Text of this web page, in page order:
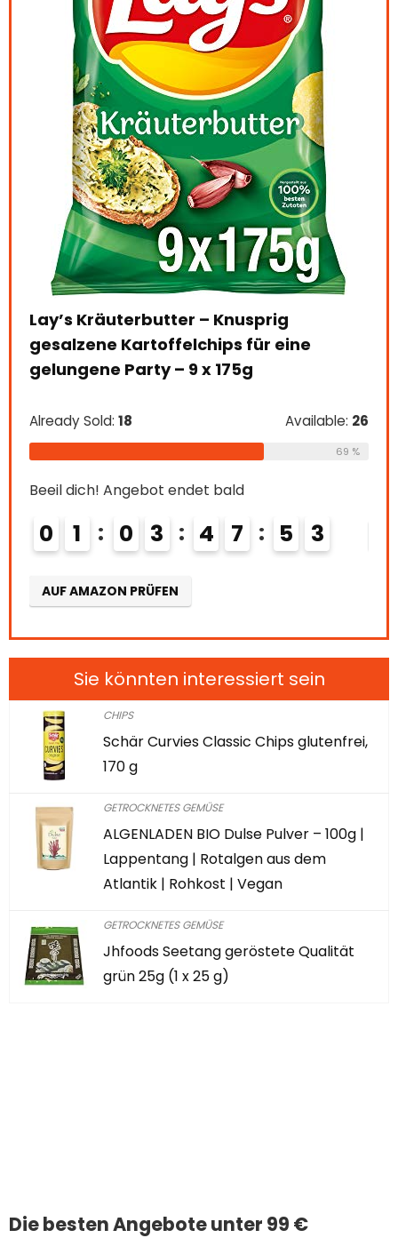
Lay’s Kräuterbutter – Knusprig
gesalzene Kartoffelchips für eine
gelungene Party – 9 x 175g
Already Sold: 18 Available: 26
69 %
Beeil dich! Angebot endet bald
0 1 0 3 4 7 5 1
AUF AMAZON PRÜFEN
Sie könnten interessiert sein
CHIPS
Schär Curvies Classic Chips glutenfrei,
170 g
GETROCKNETES GEMÜSE
ALGENLADEN BIO Dulse Pulver – 100g |
Lappentang | Rotalgen aus dem
Atlantik | Rohkost | Vegan
GETROCKNETES GEMÜSE
Jhfoods Seetang geröstete Qualität
grün 25g (1 x 25 g)
Die besten Angebote unter 99 €